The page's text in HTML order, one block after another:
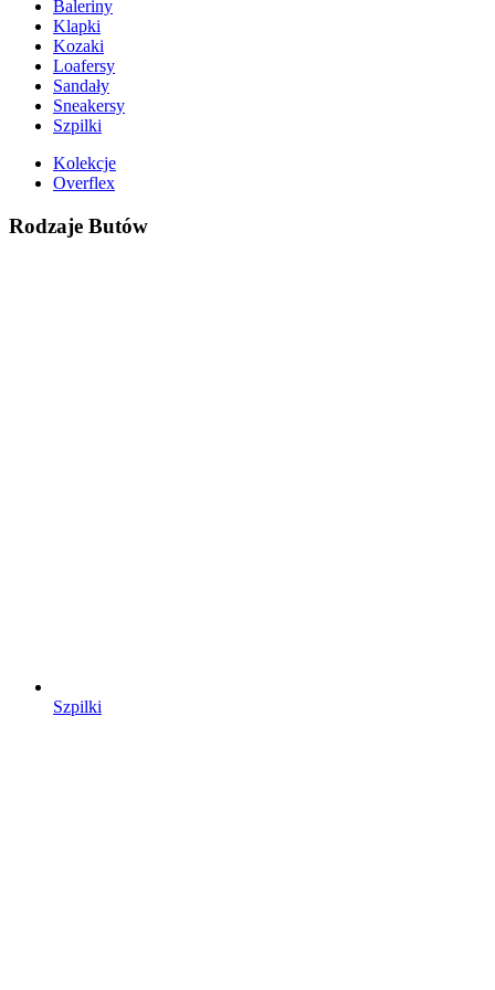
Baleriny
Klapki
Kozaki
Loafersy
Sandały
Sneakersy
Szpilki
Kolekcje
Overflex
Rodzaje Butów
Szpilki